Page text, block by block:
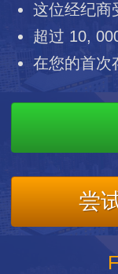
这位经纪商
超过 10,
在您的首次
尝